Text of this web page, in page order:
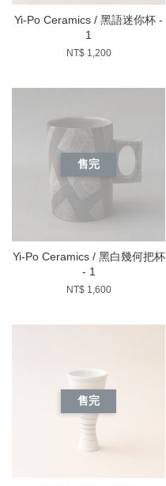
Yi-Po Ceramics / 黑語迷你杯 -
1
NT$ 1,200
售完
Yi-Po Ceramics / 黑白幾何把杯
- 1
NT$ 1,600
售完